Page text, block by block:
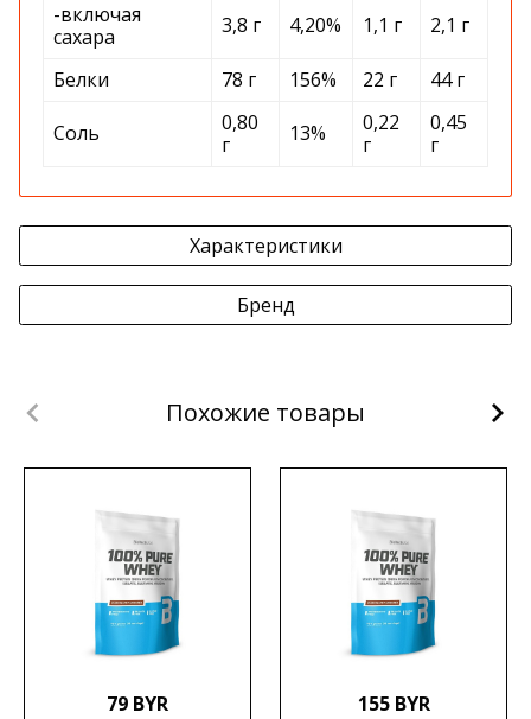
-включая
сахара
3,8 г 4,20% 1,1 г 2,1 г
Белки 78 г 156% 22 г 44 г
Соль
0,80
г
13%
0,22
г
0,45
г
Характеристики
Бренд
Похожие товары
79 BYR
155 BYR